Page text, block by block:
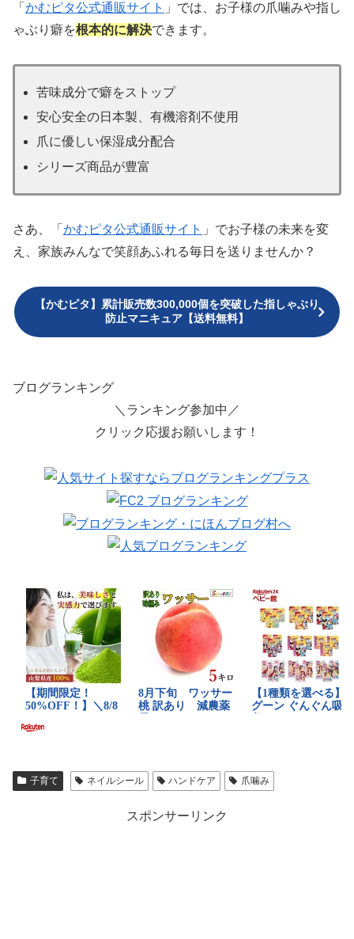
「 かむピタ公式通販サイト 」では、お子様の爪噛みや指し
ゃぶり癖を根本的に解決できます。
苦味成分で癖をストップ
安心安全の日本製、有機溶剤不使用
爪に優しい保湿成分配合
シリーズ商品が豊富
さあ、「 かむピタ公式通販サイト 」でお子様の未来を変
え、家族みんなで笑顔あふれる毎日を送りませんか？
【かむピタ】累計販売数300,000個を突破した指しゃぶり
防止マニキュア【送料無料】
ブログランキング
＼ランキング参加中／
クリック応援お願いします！
子育て ネイルシール ハンドケア 爪噛み
スポンサーリンク